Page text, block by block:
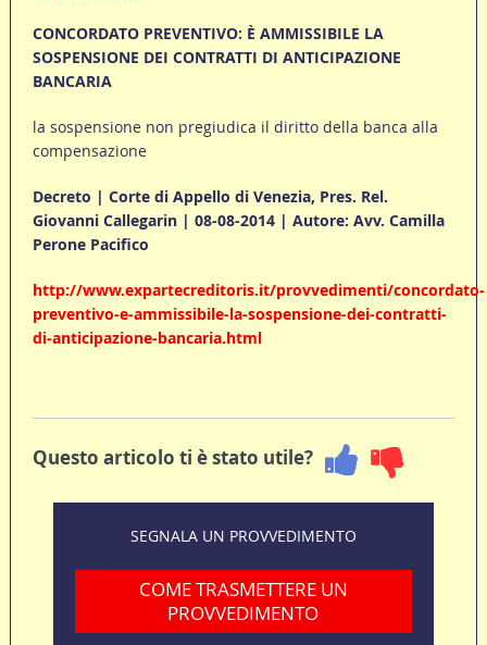
CONCORDATO PREVENTIVO: È AMMISSIBILE LA
SOSPENSIONE DEI CONTRATTI DI ANTICIPAZIONE
BANCARIA
la sospensione non pregiudica il diritto della banca alla
compensazione
Decreto | Corte di Appello di Venezia, Pres. Rel.
Giovanni Callegarin | 08-08-2014 | Autore: Avv. Camilla
Perone Pacifico
http://www.expartecreditoris.it/provvedimenti/concordato-
preventivo-e-ammissibile-la-sospensione-dei-contratti-
di-anticipazione-bancaria.html
Questo articolo ti è stato utile?
SEGNALA UN PROVVEDIMENTO
COME TRASMETTERE UN
PROVVEDIMENTO